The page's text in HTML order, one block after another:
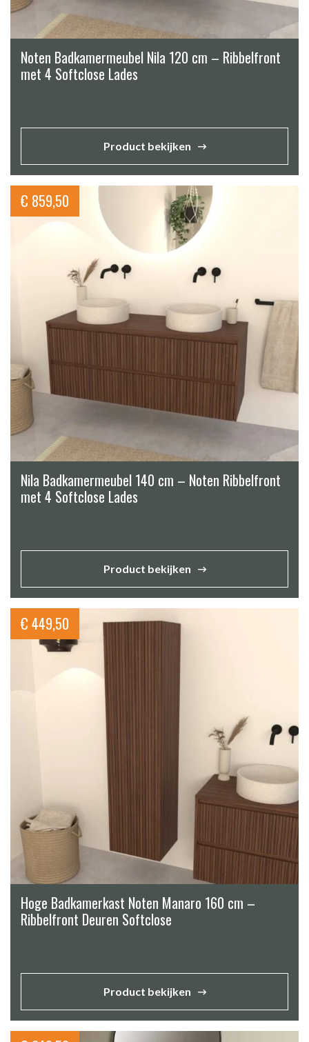
Noten Badkamermeubel Nila 120 cm – Ribbelfront
met 4 Softclose Lades
Product bekijken
€ 859,50
Nila Badkamermeubel 140 cm – Noten Ribbelfront
met 4 Softclose Lades
Product bekijken
€ 449,50
Hoge Badkamerkast Noten Manaro 160 cm –
Ribbelfront Deuren Softclose
Product bekijken